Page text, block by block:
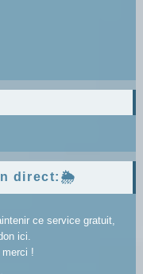
direct:🌦️
ce service gratuit,
ici.
!